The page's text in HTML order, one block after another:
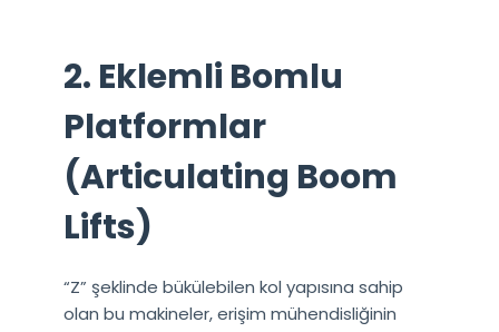
2. Eklemli Bomlu
Platformlar
(Articulating Boom
Lifts)
“Z” şeklinde bükülebilen kol yapısına sahip
olan bu makineler, erişim mühendisliğinin